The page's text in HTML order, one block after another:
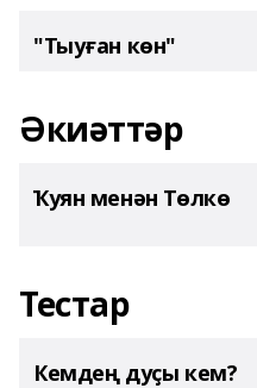
"Тыуған көн"
Әкиәттәр
Ҡуян менән Төлкө
Тестар
Кемдең дуҫы кем?